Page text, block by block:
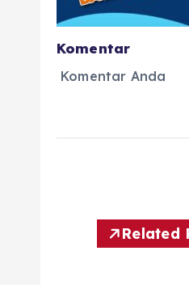
Komentar
Komentar Anda
Related